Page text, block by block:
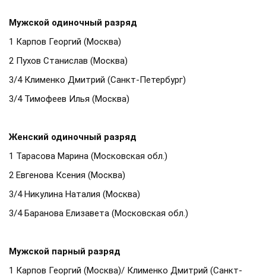
Мужской одиночный разряд
1 Карпов Георгий (Москва)
2 Пухов Станислав (Москва)
3/4 Клименко Дмитрий (Санкт-Петербург)
3/4 Тимофеев Илья (Москва)
Женский одиночный разряд
1 Тарасова Марина (Московская обл.)
2 Евгенова Ксения (Москва)
3/4 Никулина Наталия (Москва)
3/4 Баранова Елизавета (Московская обл.)
Мужской парный разряд
1 Карпов Георгий (Москва)/ Клименко Дмитрий (Санкт-